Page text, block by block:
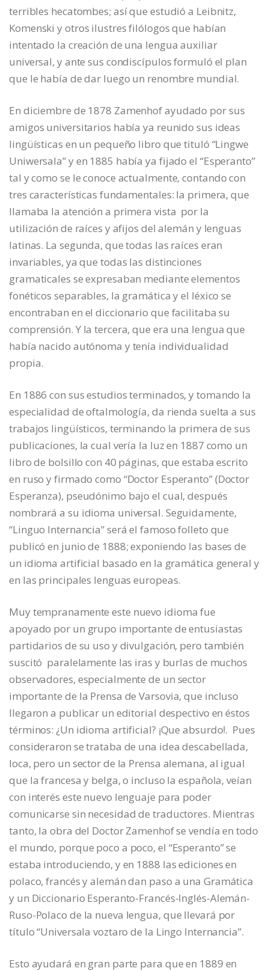
terribles hecatombes; así que estudió a Leibnitz,
Komenski y otros ilustres filólogos que habían
intentado la creación de una lengua auxiliar
universal, y ante sus condiscípulos formuló el plan
que le había de dar luego un renombre mundial.
En diciembre de 1878 Zamenhof ayudado por sus
amigos universitarios había ya reunido sus ideas
lingüísticas en un pequeño libro que tituló “Lingwe
Uniwersala” y en 1885 había ya fijado el “Esperanto”
tal y como se le conoce actualmente, contando con
tres características fundamentales: la primera, que
llamaba la atención a primera vista por la
utilización de raíces y afijos del alemán y lenguas
latinas. La segunda, que todas las raíces eran
invariables, ya que todas las distinciones
gramaticales se expresaban mediante elementos
fonéticos separables, la gramática y el léxico se
encontraban en el diccionario que facilitaba su
comprensión. Y la tercera, que era una lengua que
había nacido autónoma y tenía individualidad
propia.
En 1886 con sus estudios terminados, y tomando la
especialidad de oftalmología, da rienda suelta a sus
trabajos lingüísticos, terminando la primera de sus
publicaciones, la cual vería la luz en 1887 como un
libro de bolsillo con 40 páginas, que estaba escrito
en ruso y firmado como “Doctor Esperanto” (Doctor
Esperanza), pseudónimo bajo el cual, después
nombrará a su idioma universal. Seguidamente,
“Linguo Internancia” será el famoso folleto que
publicó en junio de 1888; exponiendo las bases de
un idioma artificial basado en la gramática general y
en las principales lenguas europeas.
Muy tempranamente este nuevo idioma fue
apoyado por un grupo importante de entusiastas
partidarios de su uso y divulgación, pero también
suscitó paralelamente las iras y burlas de muchos
observadores, especialmente de un sector
importante de la Prensa de Varsovia, que incluso
llegaron a publicar un editorial despectivo en éstos
términos: ¿Un idioma artificial? ¡Que absurdo!. Pues
consideraron se trataba de una idea descabellada,
loca, pero un sector de la Prensa alemana, al igual
que la francesa y belga, o incluso la española, veían
con interés este nuevo lenguaje para poder
comunicarse sin necesidad de traductores. Mientras
tanto, la obra del Doctor Zamenhof se vendía en todo
el mundo, porque poco a poco, el “Esperanto” se
estaba introduciendo, y en 1888 las ediciones en
polaco, francés y alemán dan paso a una Gramática
y un Diccionario Esperanto-Francés-Inglés-Alemán-
Ruso-Polaco de la nueva lengua, que llevará por
título “Universala voztaro de la Lingo Internancia”.
Esto ayudará en gran parte para que en 1889 en